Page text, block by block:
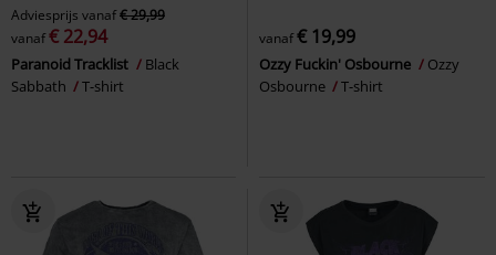
Adviesprijs vanaf€ 29,99
vanaf€ 22,94
Paranoid Tracklist
Black
Sabbath
T-shirt
vanaf€ 19,99
Ozzy Fuckin' Osbourne
Ozzy
Osbourne
T-shirt